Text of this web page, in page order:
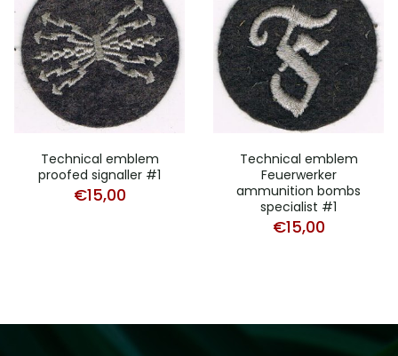
Technical emblem
proofed signaller #1
€15,00
Technical emblem
Feuerwerker
ammunition bombs
specialist #1
€15,00